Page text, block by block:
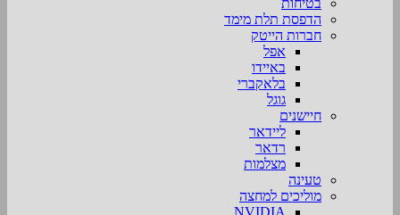
הדפסת תלת מימד
חברות הייטק
אפל
באיידו
בלאקברי
גוגל
חיישנים
ליידאר
רדאר
מצלמות
טעינה
מוליכים למחצה
NVIDIA